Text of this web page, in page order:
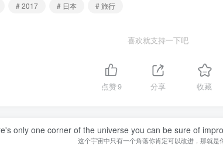
# 2017 # 日本 # 旅行
喜欢就支持一下吧
点赞9 分享 收藏
only one corner of the universe you can be sure of
这个宇宙中只有一个角落你肯定可以改进，那就是